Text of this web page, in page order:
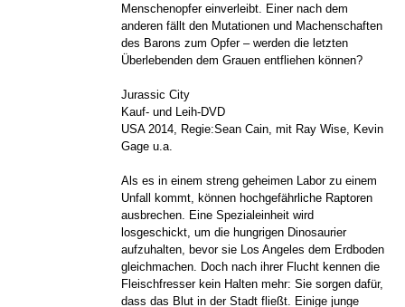
Menschenopfer einverleibt. Einer nach dem
anderen fällt den Mutationen und Machenschaften
des Barons zum Opfer – werden die letzten
Überlebenden dem Grauen entfliehen können?
Jurassic City
Kauf- und Leih-DVD
USA 2014, Regie:Sean Cain, mit Ray Wise, Kevin
Gage u.a.
Als es in einem streng geheimen Labor zu einem
Unfall kommt, können hochgefährliche Raptoren
ausbrechen. Eine Spezialeinheit wird
losgeschickt, um die hungrigen Dinosaurier
aufzuhalten, bevor sie Los Angeles dem Erdboden
gleichmachen. Doch nach ihrer Flucht kennen die
Fleischfresser kein Halten mehr: Sie sorgen dafür,
dass das Blut in der Stadt fließt. Einige junge